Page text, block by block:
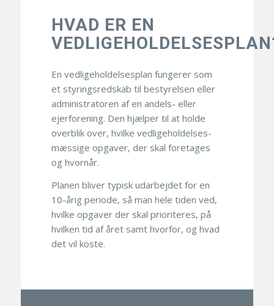
HVAD ER EN
En vedligeholdelsesplan fungerer som
et styringsredskab til bestyrelsen eller
administratoren af en andels- eller
ejerforening. Den hjælper til at holde
overblik over, hvilke vedligeholdelses-
mæssige opgaver, der skal foretages
og hvornår.
Planen bliver typisk udarbejdet for en
10-årig periode, så man hele tiden ved,
hvilke opgaver der skal prioriteres, på
hvilken tid af året samt hvorfor, og hvad
det vil koste.